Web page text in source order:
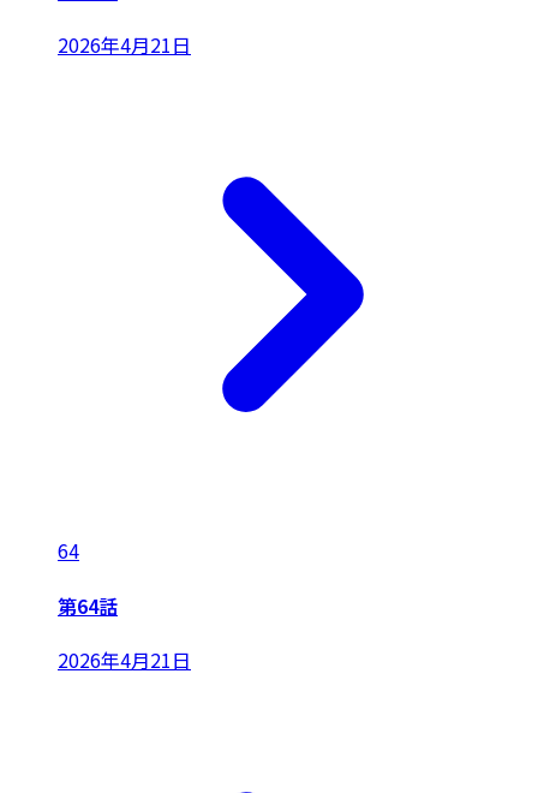
2026年4月21日
64
第64話
2026年4月21日